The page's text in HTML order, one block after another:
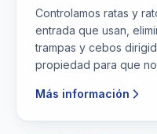
Controlamos ratas y
entrada que usan,
trampas y cebos
propiedad para que
Más información